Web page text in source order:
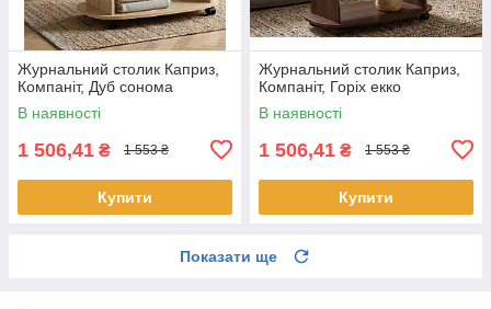
Журнальний столик Каприз,
Компаніт, Дуб сонома
В наявності
1 506,41 ₴ 1 553 ₴
Купити
Журнальний столик Каприз,
Компаніт, Горіх екко
В наявності
1 506,41 ₴ 1 553 ₴
Купити
Показати ще